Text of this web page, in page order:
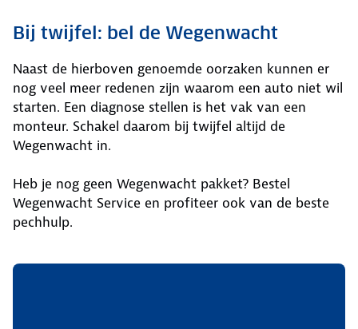
Bij twijfel: bel de Wegenwacht
Naast de hierboven genoemde oorzaken kunnen er
nog veel meer redenen zijn waarom een auto niet wil
starten. Een diagnose stellen is het vak van een
monteur. Schakel daarom bij twijfel altijd de
Wegenwacht in.
Heb je nog geen Wegenwacht pakket? Bestel
Wegenwacht Service en profiteer ook van de beste
pechhulp.